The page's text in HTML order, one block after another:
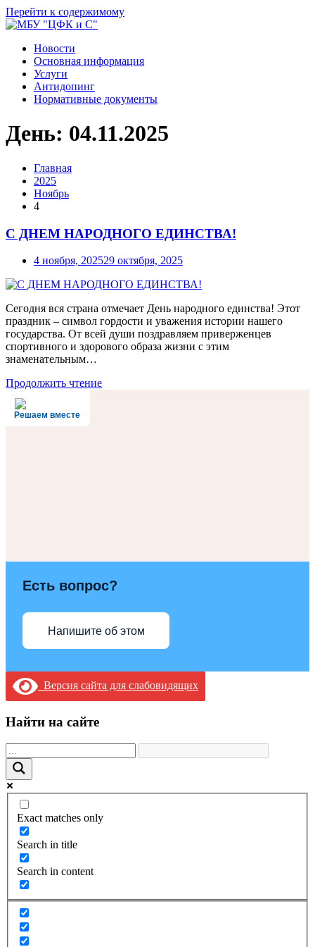
Перейти к содержимому
Новости
Основная информация
Услуги
Антидопинг
Нормативные документы
День: 04.11.2025
Главная
2025
Ноябрь
4
С ДНЕМ НАРОДНОГО ЕДИНСТВА!
4 ноября, 202529 октября, 2025
Сегодня вся страна отмечает День народного единства! Этот
праздник – символ гордости и уважения истории нашего
государства. От всей души поздравляем приверженцев
спортивного и здорового образа жизни с этим
знаменательным…
Продолжить чтение
Решаем вместе
Есть вопрос?
Напишите об этом
Версия сайта для слабовидящих
Найти на сайте
Exact matches only
Search in title
Search in content